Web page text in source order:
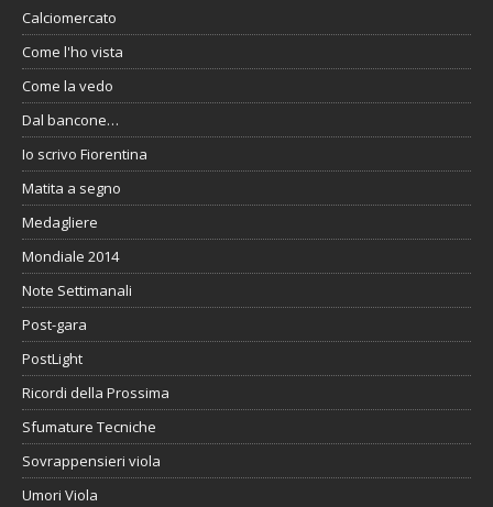
Calciomercato
Come l'ho vista
Come la vedo
Dal bancone…
Io scrivo Fiorentina
Matita a segno
Medagliere
Mondiale 2014
Note Settimanali
Post-gara
PostLight
Ricordi della Prossima
Sfumature Tecniche
Sovrappensieri viola
Umori Viola